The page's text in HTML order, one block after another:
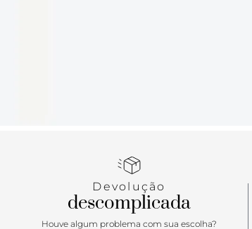
Devolução
descomplicada
Houve algum problema com sua escolha?